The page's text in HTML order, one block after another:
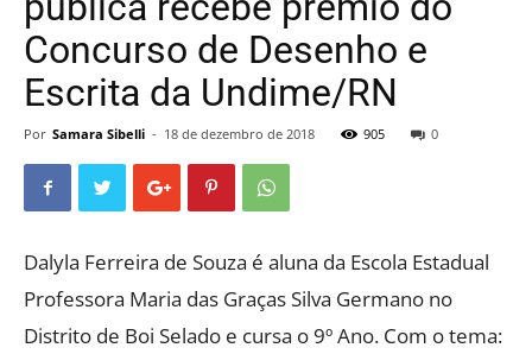
Concurso de Desenho e
Escrita da Undime/RN
Por Samara Sibelli - 18 de dezembro de 2018 905 0
Dalyla Ferreira de Souza é aluna da Escola Estadual
Professora Maria das Graças Silva Germano no
Distrito de Boi Selado e cursa o 9º Ano. Com o tema: